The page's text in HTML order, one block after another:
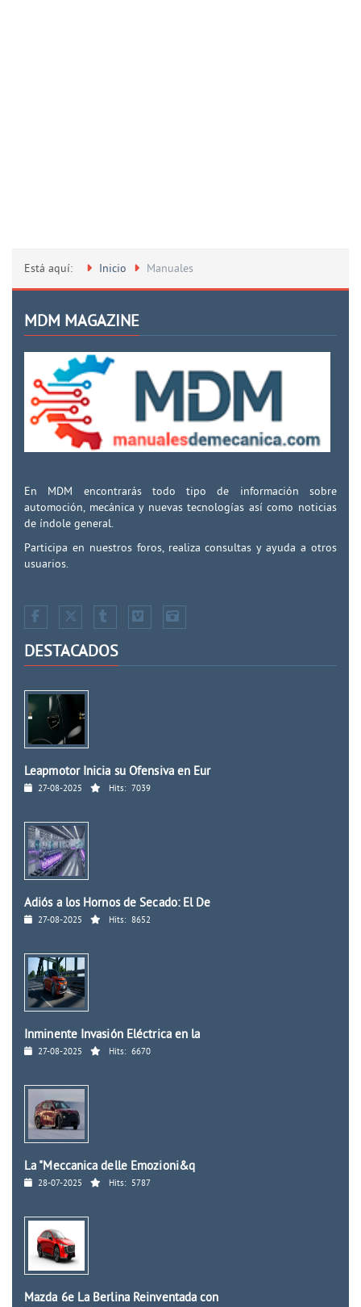
Está aquí: Inicio Manuales
MDM MAGAZINE
En MDM encontrarás todo tipo de información sobre
automoción, mecánica y nuevas tecnologías así como noticias
de índole general.
Participa en nuestros foros, realiza consultas y ayuda a otros
usuarios.
DESTACADOS
Leapmotor Inicia su Ofensiva en Eur
27-08-2025 Hits: 7039
Adiós a los Hornos de Secado: El De
27-08-2025 Hits: 8652
Inminente Invasión Eléctrica en la
27-08-2025 Hits: 6670
La "Meccanica delle Emozioni&q
28-07-2025 Hits: 5787
Mazda 6e La Berlina Reinventada con